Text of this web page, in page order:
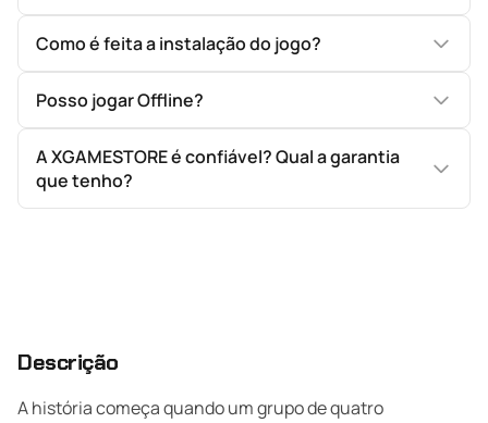
Como é feita a instalação do jogo?
Posso jogar Offline?
A XGAMESTORE é confiável? Qual a garantia
que tenho?
Descrição
A história começa quando um grupo de quatro